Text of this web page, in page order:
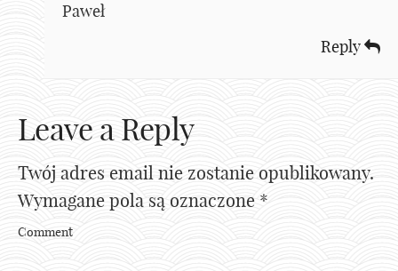
Paweł
Reply
Leave a Reply
Twój adres email nie zostanie opublikowany.
Wymagane pola są oznaczone *
Comment